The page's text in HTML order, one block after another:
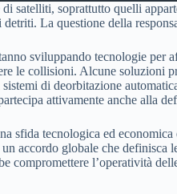
satelliti, soprattutto quelli
La questione della
sviluppando tecnologie per
le collisioni. Alcune soluzioni
di deorbitazione
attivamente anche alla
sfida tecnologica ed
accordo globale che
compromettere l’operatività